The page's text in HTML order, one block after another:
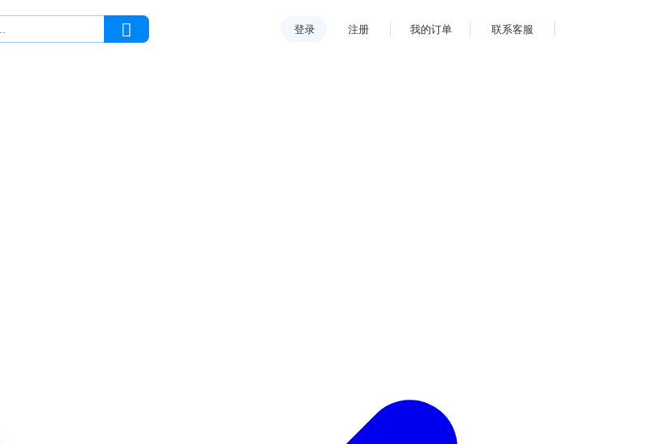
登录 注册 我的订单 联系客服